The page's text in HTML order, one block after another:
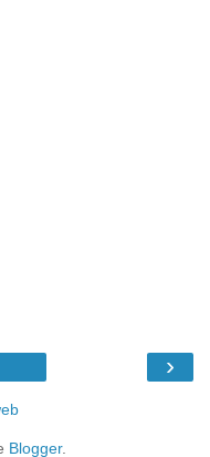
›
Blogger.